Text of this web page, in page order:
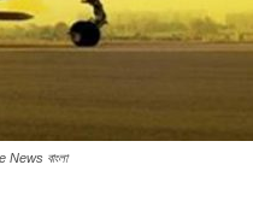
News বাংলা